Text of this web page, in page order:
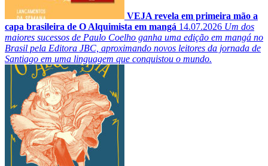
VEJA revela em primeira mão a
capa brasileira de O Alquimista em mangá 14.07.2026 Um dos
maiores sucessos de Paulo Coelho ganha uma edição em mangá no
Brasil pela Editora JBC, aproximando novos leitores da jornada de
Santiago em uma linguagem que conquistou o mundo.